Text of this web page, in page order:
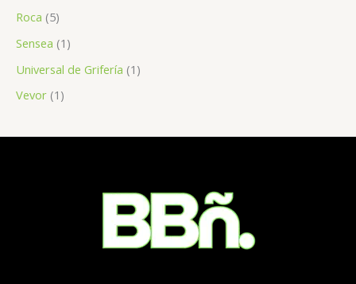
Roca (5)
Sensea (1)
Universal de Grifería (1)
Vevor (1)